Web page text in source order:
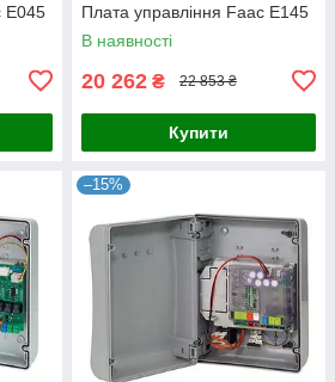
E045
Плата управління Faac E145
В наявності
20 262 ₴ 22 853 ₴
Купити
–15%